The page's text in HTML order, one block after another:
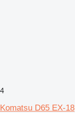
4
Komatsu D65 EX-18